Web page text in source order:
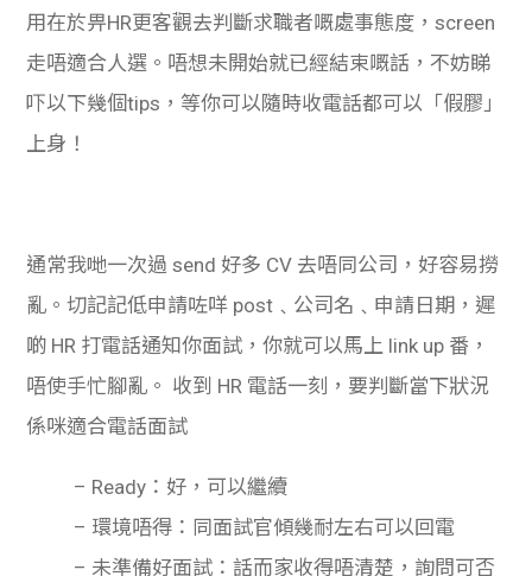
用在於畀HR更客觀去判斷求職者嘅處事態度，screen
走唔適合人選。唔想未開始就已經結束嘅話，不妨睇
吓以下幾個tips，等你可以隨時收電話都可以「假膠」
上身！
通常我哋一次過 send 好多 CV 去唔同公司，好容易撈
亂。切記記低申請咗咩 post﹑公司名﹑申請日期，遲
啲 HR 打電話通知你面試，你就可以馬上 link up 番，
唔使手忙腳亂。 收到 HR 電話一刻，要判斷當下狀況
係咪適合電話面試
– Ready：好，可以繼續
– 環境唔得：同面試官傾幾耐左右可以回電
– 未準備好面試：話而家收得唔清楚，詢問可否